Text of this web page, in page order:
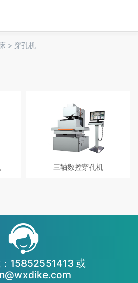
> 穿孔机
三轴数控穿孔机
UG\SOLIDWORKS\AUTOCAD等
绘图软件输出的DXF图形； 5、具
有智能化数据库，通过大量试验和
优化组合，供用户针对不同工件加
工需求进行选择，并且定期免费更
新；6、可选配C轴（旋转轴）实现
15852551413 或